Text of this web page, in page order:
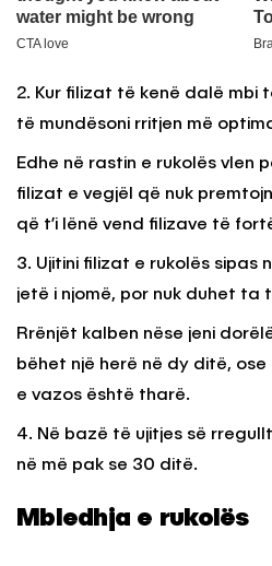
2. Kur filizat të kenë dalë mbi
të mundësoni rritjen më
Edhe në rastin e rukolës vlen
filizat e vegjël që nuk
që t’i lënë vend filizave të
3. Ujitini filizat e rukolës sipas
jetë i njomë, por nuk duhet ta
Rrënjët kalben nëse jeni
bëhet një herë në dy ditë,
e vazos është tharë.
4. Në bazë të ujitjes së
në më pak se 30 ditë.
Mbledhja e rukolës